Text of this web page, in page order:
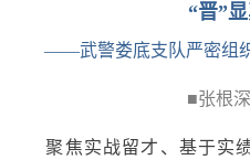
时
点
“晋”
——武警娄底支队严密组
■张根
聚焦实战留才、基于